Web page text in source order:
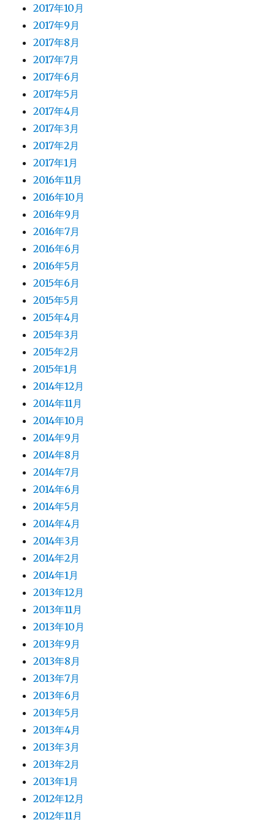
2017年10月
2017年9月
2017年8月
2017年7月
2017年6月
2017年5月
2017年4月
2017年3月
2017年2月
2017年1月
2016年11月
2016年10月
2016年9月
2016年7月
2016年6月
2016年5月
2015年6月
2015年5月
2015年4月
2015年3月
2015年2月
2015年1月
2014年12月
2014年11月
2014年10月
2014年9月
2014年8月
2014年7月
2014年6月
2014年5月
2014年4月
2014年3月
2014年2月
2014年1月
2013年12月
2013年11月
2013年10月
2013年9月
2013年8月
2013年7月
2013年6月
2013年5月
2013年4月
2013年3月
2013年2月
2013年1月
2012年12月
2012年11月